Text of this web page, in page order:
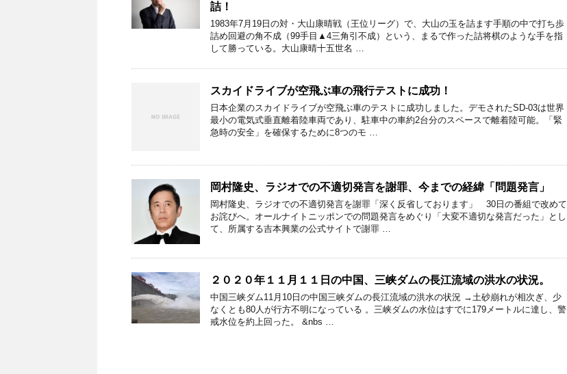
詰！
1983年7月19日の対・大山康晴戦（王位リーグ）で、大山の玉を詰ます手順の中で打ち歩
詰め回避の角不成（99手目▲4三角引不成）という、まるで作った詰将棋のような手を指
して勝っている。大山康晴十五世名 …
スカイドライブが空飛ぶ車の飛行テストに成功！
日本企業のスカイドライブが空飛ぶ車のテストに成功しました。デモされたSD-03は世界
最小の電気式垂直離着陸車両であり、駐車中の車約2台分のスペースで離着陸可能。「緊
急時の安全」を確保するために8つのモ …
岡村隆史、ラジオでの不適切発言を謝罪、今までの経緯「問題発言」
岡村隆史、ラジオでの不適切発言を謝罪「深く反省しております」 30日の番組で改めて
お詫びへ。オールナイトニッポンでの問題発言をめぐり「大変不適切な発言だった」とし
て、所属する吉本興業の公式サイトで謝罪 …
２０２０年１１月１１日の中国、三峡ダムの長江流域の洪水の状況。
中国三峡ダム11月10日の中国三峡ダムの長江流域の洪水の状況 →土砂崩れが相次ぎ、少
なくとも80人が行方不明になっている 。三峡ダムの水位はすでに179メートルに達し、警
戒水位を約上回った。 &nbs …